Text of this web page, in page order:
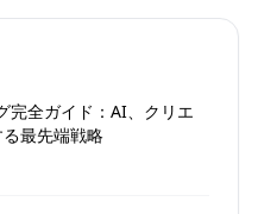
完全ガイド：AI、クリエ
最先端戦略